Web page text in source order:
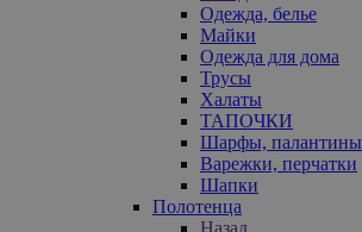
Одежда, белье
Майки
Одежда для дома
Трусы
Халаты
ТАПОЧКИ
Шарфы, палантины
Варежки, перчатки
Шапки
Полотенца
Назад